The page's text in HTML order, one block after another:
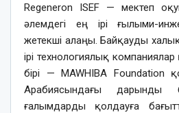
Regeneron ISEF — мектеп
әлемдегі ең ірі ғылыми-
жетекші алаңы. Байқауды
ірі технологиялық
бірі — MAWHIBA Foundation
Арабиясындағы
ғалымдарды қолдауға